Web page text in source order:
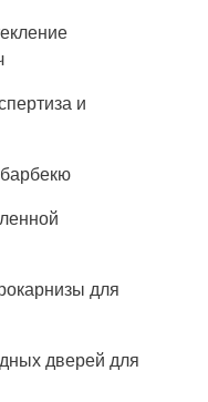
и
для
дверей для